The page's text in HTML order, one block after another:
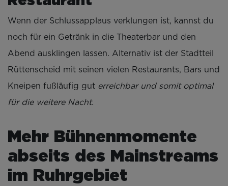
Wenn der Schlussapplaus verklungen ist, kannst du
noch für ein Getränk in die Theaterbar und den
Abend ausklingen lassen. Alternativ ist der Stadtteil
Rüttenscheid mit seinen vielen Restaurants, Bars und
Kneipen fußläufig gut erreichbar und somit optimal
für die weitere Nacht.
Mehr Bühnenmomente
abseits des Mainstreams
im Ruhrgebiet